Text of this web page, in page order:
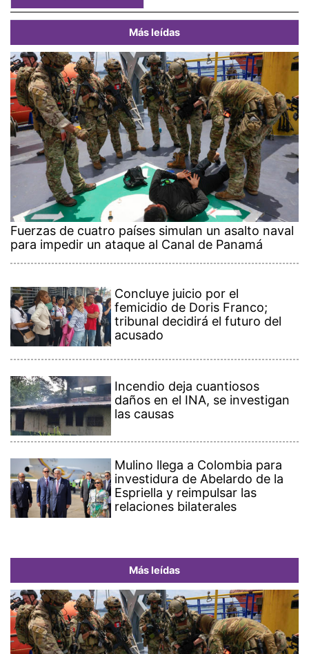
Más leídas
Fuerzas de cuatro países simulan un asalto naval
para impedir un ataque al Canal de Panamá
Concluye juicio por el
femicidio de Doris Franco;
tribunal decidirá el futuro del
acusado
Incendio deja cuantiosos
daños en el INA, se investigan
las causas
Mulino llega a Colombia para
investidura de Abelardo de la
Espriella y reimpulsar las
relaciones bilaterales
Más leídas